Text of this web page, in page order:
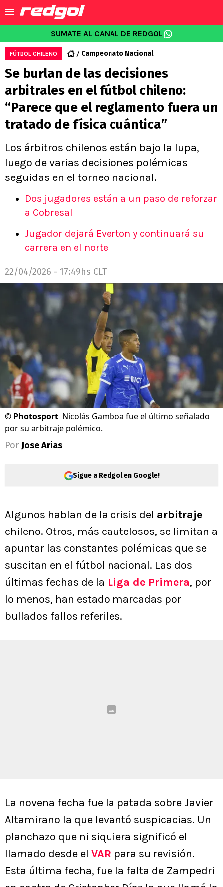
SUMATE AL CANAL DE REDGOL
FÚTBOL CHILENO Campeonato Nacional
Se burlan de las decisiones
arbitrales en el fútbol chileno:
“Parece que el reglamento fuera un
tratado de física cuántica”
Los árbitros chilenos están bajo la lupa,
luego de varias decisiones polémicas
seguidas en el torneo nacional.
Dos jugadores están a un paso de reforzar
a Cobresal
Jugador dejará Everton y continuará su
carrera en el norte
22/04/2026 - 17:49hs CLT
© Photosport Nicolás Gamboa fue el último señalado
por su arbitraje polémico.
Por Jose Arias
Sigue a Redgol en Google!
Algunos hablan de la crisis del arbitraje
chileno. Otros, más cautelosos, se limitan a
apuntar las constantes polémicas que se
suscitan en el fútbol nacional. Las dos
últimas fechas de la Liga de Primera, por
lo menos, han estado marcadas por
bullados fallos referiles.
La novena fecha fue la patada sobre Javier
Altamirano la que levantó suspicacias. Un
planchazo que ni siquiera significó el
llamado desde el VAR para su revisión.
Esta última fecha, fue la falta de Zampedri